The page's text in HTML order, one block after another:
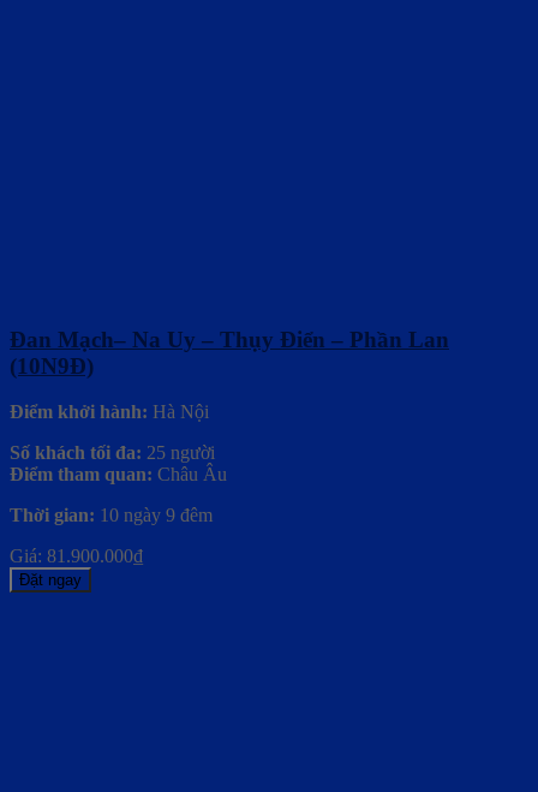
Đan Mạch– Na Uy – Thụy Điển – Phần Lan
(10N9Đ)
Điểm khởi hành: Hà Nội
Số khách tối đa: 25 người
Điểm tham quan: Châu Âu
Thời gian: 10 ngày 9 đêm
Giá: 81.900.000₫
Đặt ngay